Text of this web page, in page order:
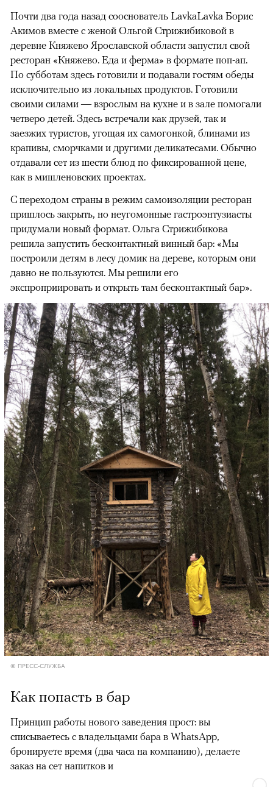
Почти два года назад сооснователь LavkaLavka Борис
Акимов вместе с женой Ольгой Стрижибиковой в
деревне Княжево Ярославской области запустил свой
ресторан «Княжево. Еда и ферма» в формате поп-ап.
По субботам здесь готовили и подавали гостям обеды
исключительно из локальных продуктов. Готовили
своими силами — взрослым на кухне и в зале помогали
четверо детей. Здесь встречали как друзей, так и
заезжих туристов, угощая их самогонкой, блинами из
крапивы, сморчками и другими деликатесами. Обычно
отдавали сет из шести блюд по фиксированной цене,
как в мишленовских проектах.
С переходом страны в режим самоизоляции ресторан
пришлось закрыть, но неугомонные гастроэнтузиасты
придумали новый формат. Ольга Стрижибикова
решила запустить бесконтактный винный бар: «Мы
построили детям в лесу домик на дереве, которым они
давно не пользуются. Мы решили его
экспроприировать и открыть там бесконтактный бар».
© ПРЕСС-СЛУЖБА
Как попасть в бар
Принцип работы нового заведения прост: вы
списываетесь с владельцами бара в WhatsApp,
бронируете время (два часа на компанию), делаете
заказ на сет напитков и